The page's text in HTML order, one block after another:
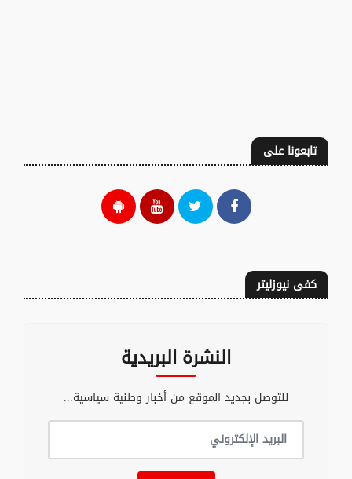
تابعونا على
كفى نيوزليتر
النشرة البريدية
للتوصل بجديد الموقع من أخبار وطنية سياسية...